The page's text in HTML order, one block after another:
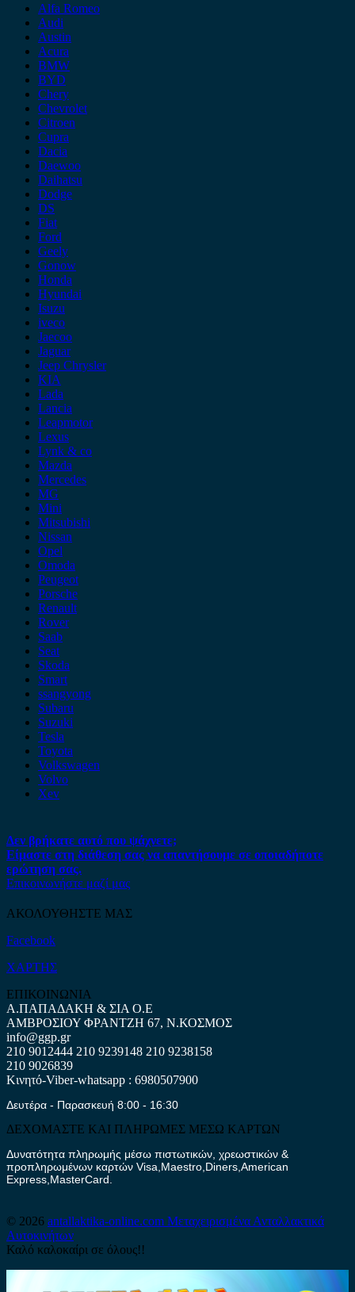
Alfa Romeo
Audi
Austin
Acura
BMW
BYD
Chery
Chevrolet
Citroen
Cupra
Dacia
Daewoo
Daihatsu
Dodge
DS
Fiat
Ford
Geely
Gonow
Honda
Hyundai
Isuzu
iveco
Jaecoo
Jaguar
Jeep Chrysler
KIA
Lada
Lancia
Leapmotor
Lexus
Lynk & co
Mazda
Mercedes
MG
Mini
Mitsubishi
Nissan
Opel
Omoda
Peugeot
Porsche
Renault
Rover
Saab
Seat
Skoda
Smart
ssangyong
Subaru
Suzuki
Tesla
Toyota
Volkswagen
Volvo
Xev
Δεν βρήκατε αυτό που ψάχνετε;
Είμαστε στη διάθεση σας να απαντήσουμε σε οποιαδήποτε
ερώτηση σας.
Επικοινωνήστε μαζί μας
ΑΚΟΛΟΥΘΗΣΤΕ ΜΑΣ
Facebook
ΧΑΡΤΗΣ
ΕΠΙΚΟΙΝΩΝΙΑ
Α.ΠΑΠΑΔΑΚΗ & ΣΙΑ Ο.Ε
ΑΜΒΡΟΣΙΟΥ ΦΡΑΝΤΖΗ 67, Ν.ΚΟΣΜΟΣ
info@ggp.gr
210 9012444 210 9239148 210 9238158
210 9026839
Κινητό-Viber-whatsapp : 6980507900
Δευτέρα - Παρασκευή 8:00 - 16:30
ΔΕΧΟΜΑΣΤΕ ΚΑΙ ΠΛΗΡΩΜΕΣ ΜΕΣΩ ΚΑΡΤΩΝ
Δυνατότητα πληρωμής μέσω πιστωτικών, χρεωστικών &
προπληρωμένων καρτών Visa,Maestro,Diners,American
Express,MasterCard.
© 2026 antallaktika-online.com Μεταχειρισμένα Ανταλλακτικά
Αυτοκινήτων
Καλό καλοκαίρι σε όλους!!